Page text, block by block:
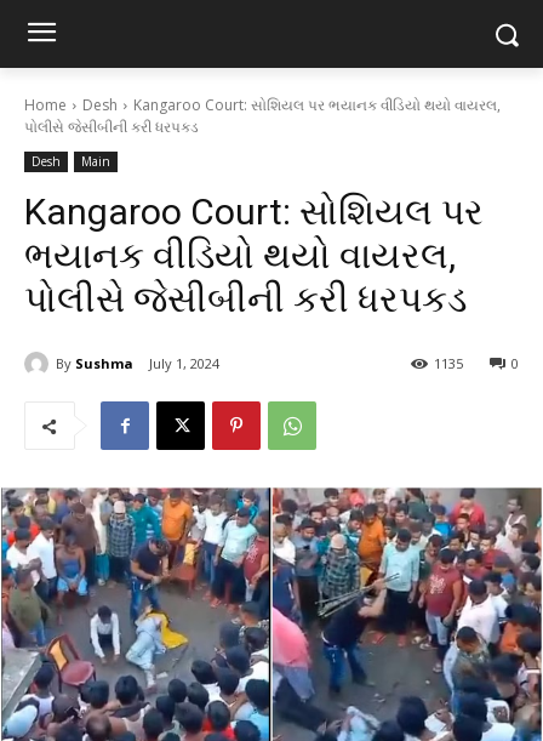
Home Desh
Kangaroo Court: સોશિયલ પર ભયાનક વીડિયો થયો વાયરલ,
પોલીસે જેસીબીની કરી ધરપકડ
Desh Main
Kangaroo Court: સોશિયલ પર
ભયાનક વીડિયો થયો વાયરલ,
પોલીસે જેસીબીની કરી ધરપકડ
By Sushma July 1, 2024 0
1135